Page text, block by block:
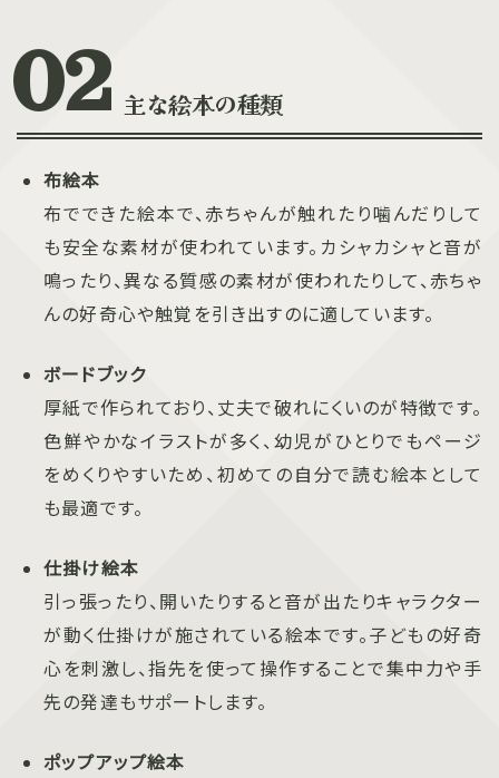
主な絵本の種類
布絵本
布でできた絵本で、赤ちゃんが触れたり噛んだりして
も安全な素材が使われています。カシャカシャと音が
鳴ったり、異なる質感の素材が使われたりして、赤ちゃ
んの好奇心や触覚を引き出すのに適しています。
ボードブック
厚紙で作られており、丈夫で破れにくいのが特徴です。
色鮮やかなイラストが多く、幼児がひとりでもページ
をめくりやすいため、初めての自分で読む絵本として
も最適です。
仕掛け絵本
引っ張ったり、開いたりすると音が出たりキャラクター
が動く仕掛けが施されている絵本です。子どもの好奇
心を刺激し、指先を使って操作することで集中力や手
先の発達もサポートします。
ポップアップ絵本